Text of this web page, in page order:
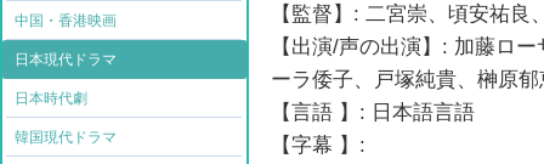
中国・香港映画
日本現代ドラマ
日本時代劇
韓国現代ドラマ
【監督】: 二宮崇、頃安祐
【出演/声の出演】: 加藤ロ
ーラ倭子、戸塚純貴、榊原
【言語 】: 日本語言語
【字幕 】: